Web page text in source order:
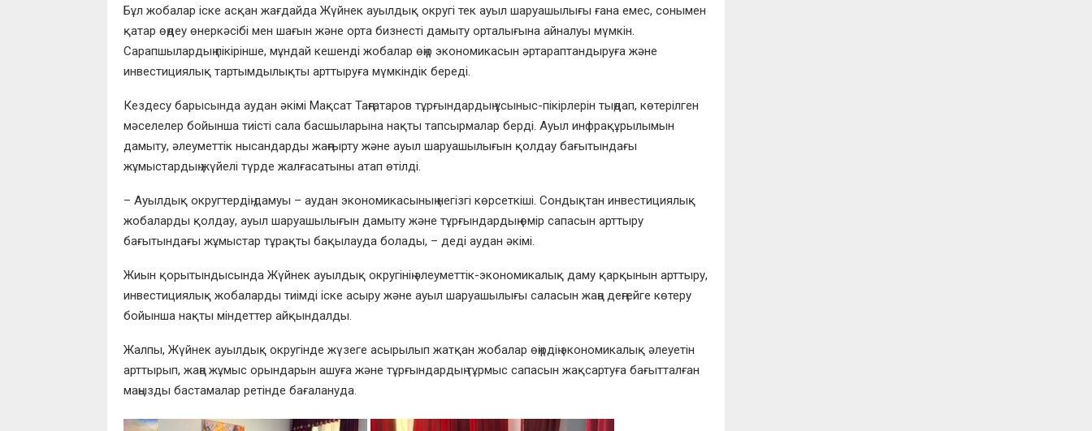
Бұл жобалар іске асқан жағдайда Жүйнек ауылдық округі тек ауыл шаруашылығы ғана емес, сонымен
қатар өңдеу өнеркәсібі мен шағын және орта бизнесті дамыту орталығына айналуы мүмкін.
Сарапшылардың пікірінше, мұндай кешенді жобалар өңір экономикасын әртараптандыруға және
инвестициялық тартымдылықты арттыруға мүмкіндік береді.
Кездесу барысында аудан әкімі Мақсат Таңғатаров тұрғындардың ұсыныс-пікірлерін тыңдап, көтерілген
мәселелер бойынша тиісті сала басшыларына нақты тапсырмалар берді. Ауыл инфрақұрылымын
дамыту, әлеуметтік нысандарды жаңғырту және ауыл шаруашылығын қолдау бағытындағы
жұмыстардың жүйелі түрде жалғасатыны атап өтілді.
– Ауылдық округтердің дамуы – аудан экономикасының негізгі көрсеткіші. Сондықтан инвестициялық
жобаларды қолдау, ауыл шаруашылығын дамыту және тұрғындардың өмір сапасын арттыру
бағытындағы жұмыстар тұрақты бақылауда болады, – деді аудан әкімі.
Жиын қорытындысында Жүйнек ауылдық округінің әлеуметтік-экономикалық даму қарқынын арттыру,
инвестициялық жобаларды тиімді іске асыру және ауыл шаруашылығы саласын жаңа деңгейге көтеру
бойынша нақты міндеттер айқындалды.
Жалпы, Жүйнек ауылдық округінде жүзеге асырылып жатқан жобалар өңірдің экономикалық әлеуетін
арттырып, жаңа жұмыс орындарын ашуға және тұрғындардың тұрмыс сапасын жақсартуға бағытталған
маңызды бастамалар ретінде бағалануда.